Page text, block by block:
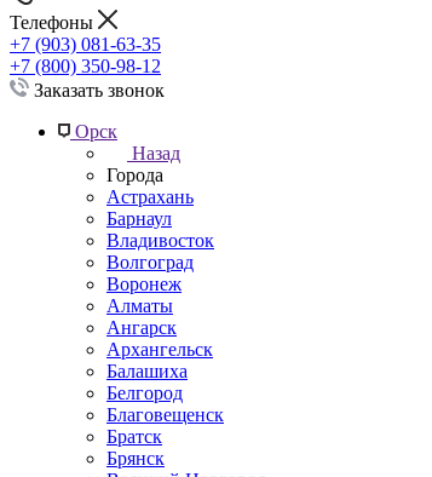
Телефоны
+7 (903) 081-63-35
+7 (800) 350-98-12
Заказать звонок
Орск
Назад
Города
Астрахань
Барнаул
Владивосток
Волгоград
Воронеж
Алматы
Ангарск
Архангельск
Балашиха
Белгород
Благовещенск
Братск
Брянск